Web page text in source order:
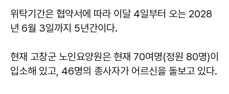
위탁기간은 협약서에 따라 이달 4일부터 오는 2028
년 6월 3일까지 5년간이다.
현재 고창군 노인요양원은 현재 70여명(정원 80명)이
입소해 있고, 46명의 종사자가 어르신을 돌보고 있다.